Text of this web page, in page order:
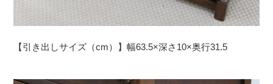
【引き出しサイズ（cm）】幅63.5×深さ10×奥行31.5